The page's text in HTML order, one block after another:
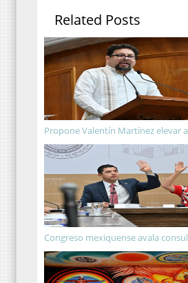
Related Posts
Propone Valentín Martínez elevar a
Congreso mexiquense avala